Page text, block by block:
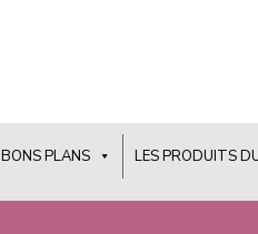
BONS PLANS LES PRODUITS